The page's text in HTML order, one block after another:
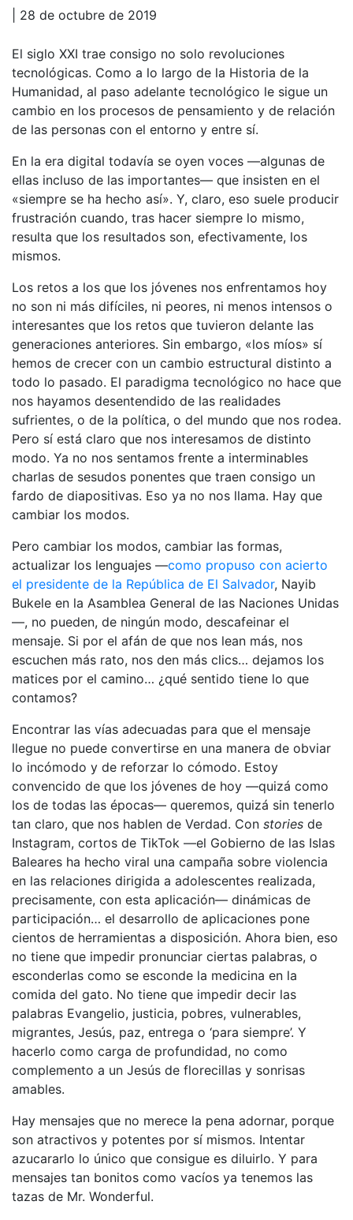
| 28 de octubre de 2019
El siglo XXI trae consigo no solo revoluciones
tecnológicas. Como a lo largo de la Historia de la
Humanidad, al paso adelante tecnológico le sigue un
cambio en los procesos de pensamiento y de relación
de las personas con el entorno y entre sí.
En la era digital todavía se oyen voces —algunas de
ellas incluso de las importantes— que insisten en el
«siempre se ha hecho así». Y, claro, eso suele producir
frustración cuando, tras hacer siempre lo mismo,
resulta que los resultados son, efectivamente, los
mismos.
Los retos a los que los jóvenes nos enfrentamos hoy
no son ni más difíciles, ni peores, ni menos intensos o
interesantes que los retos que tuvieron delante las
generaciones anteriores. Sin embargo, «los míos» sí
hemos de crecer con un cambio estructural distinto a
todo lo pasado. El paradigma tecnológico no hace que
nos hayamos desentendido de las realidades
sufrientes, o de la política, o del mundo que nos rodea.
Pero sí está claro que nos interesamos de distinto
modo. Ya no nos sentamos frente a interminables
charlas de sesudos ponentes que traen consigo un
fardo de diapositivas. Eso ya no nos llama. Hay que
cambiar los modos.
Pero cambiar los modos, cambiar las formas,
actualizar los lenguajes —como propuso con acierto
el presidente de la República de El Salvador, Nayib
Bukele en la Asamblea General de las Naciones Unidas
—, no pueden, de ningún modo, descafeinar el
mensaje. Si por el afán de que nos lean más, nos
escuchen más rato, nos den más clics… dejamos los
matices por el camino… ¿qué sentido tiene lo que
contamos?
Encontrar las vías adecuadas para que el mensaje
llegue no puede convertirse en una manera de obviar
lo incómodo y de reforzar lo cómodo. Estoy
convencido de que los jóvenes de hoy —quizá como
los de todas las épocas— queremos, quizá sin tenerlo
tan claro, que nos hablen de Verdad. Con stories de
Instagram, cortos de TikTok —el Gobierno de las Islas
Baleares ha hecho viral una campaña sobre violencia
en las relaciones dirigida a adolescentes realizada,
precisamente, con esta aplicación— dinámicas de
participación… el desarrollo de aplicaciones pone
cientos de herramientas a disposición. Ahora bien, eso
no tiene que impedir pronunciar ciertas palabras, o
esconderlas como se esconde la medicina en la
comida del gato. No tiene que impedir decir las
palabras Evangelio, justicia, pobres, vulnerables,
migrantes, Jesús, paz, entrega o ‘para siempre’. Y
hacerlo como carga de profundidad, no como
complemento a un Jesús de florecillas y sonrisas
amables.
Hay mensajes que no merece la pena adornar, porque
son atractivos y potentes por sí mismos. Intentar
azucararlo lo único que consigue es diluirlo. Y para
mensajes tan bonitos como vacíos ya tenemos las
tazas de Mr. Wonderful.